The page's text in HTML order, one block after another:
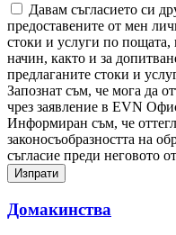
Давам съгласието си
предоставените от мен
стоки и услуги по
начин, както и за
предлаганите стоки и
Запознат съм, че мога да
чрез заявление в EVN
Информиран съм, че
законосъобразността на
съгласие преди неговото
Домакинства